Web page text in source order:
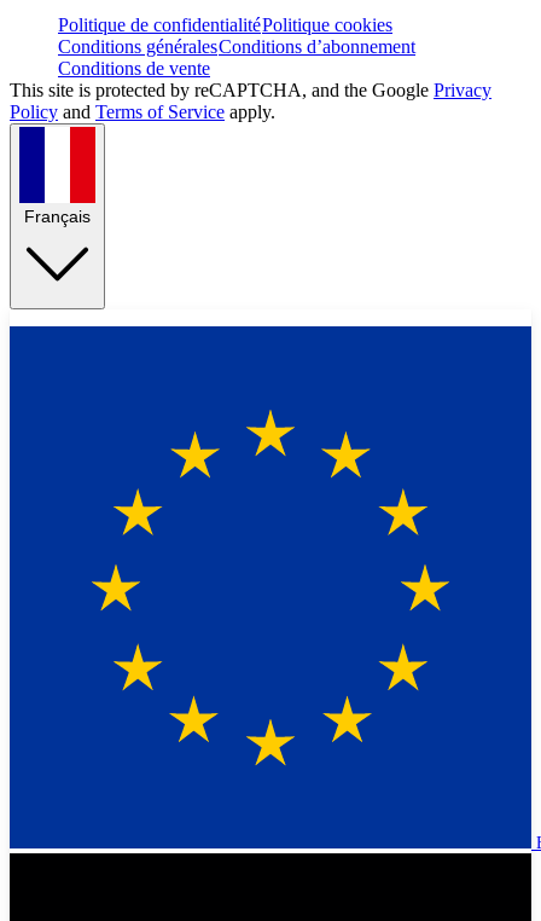
Politique de confidentialitéPolitique cookies
Conditions généralesConditions d’abonnement
Conditions de vente
This site is protected by reCAPTCHA, and the Google Privacy
Policy and Terms of Service apply.
Français